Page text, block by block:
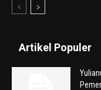
Artikel Populer